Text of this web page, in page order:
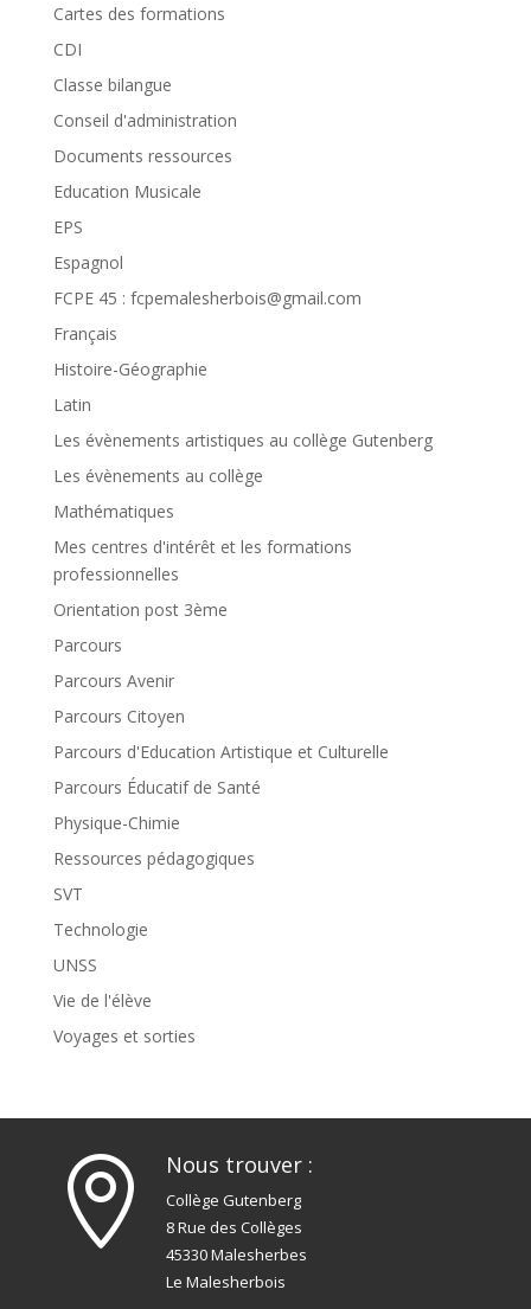
Cartes des formations
CDI
Classe bilangue
Conseil d'administration
Documents ressources
Education Musicale
EPS
Espagnol
FCPE 45 : fcpemalesherbois@gmail.com
Français
Histoire-Géographie
Latin
Les évènements artistiques au collège Gutenberg
Les évènements au collège
Mathématiques
Mes centres d'intérêt et les formations
professionnelles
Orientation post 3ème
Parcours
Parcours Avenir
Parcours Citoyen
Parcours d'Education Artistique et Culturelle
Parcours Éducatif de Santé
Physique-Chimie
Ressources pédagogiques
SVT
Technologie
UNSS
Vie de l'élève
Voyages et sorties
 Nous trouver :
Collège Gutenberg
8 Rue des Collèges
45330 Malesherbes
Le Malesherbois